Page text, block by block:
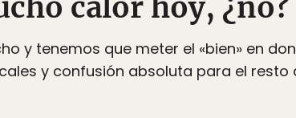
y tenemos que meter el «bien» en
y confusión absoluta para el resto